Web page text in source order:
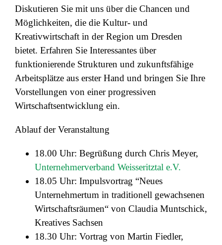
Diskutieren Sie mit uns über die Chancen und
Möglichkeiten, die die Kultur- und
Kreativwirtschaft in der Region um Dresden
bietet. Erfahren Sie Interessantes über
funktionierende Strukturen und zukunftsfähige
Arbeitsplätze aus erster Hand und bringen Sie Ihre
Vorstellungen von einer progressiven
Wirtschaftsentwicklung ein.
Ablauf der Veranstaltung
18.00 Uhr: Begrüßung durch Chris Meyer,
Unternehmerverband Weisseritztal e.V.
18.05 Uhr: Impulsvortrag “Neues
Unternehmertum in traditionell gewachsenen
Wirtschaftsräumen“ von Claudia Muntschick,
Kreatives Sachsen
18.30 Uhr: Vortrag von Martin Fiedler,